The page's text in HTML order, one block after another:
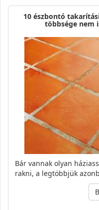
10 észbontó
többsége nem
Bár vannak olyan
rakni, a legtöbbjük